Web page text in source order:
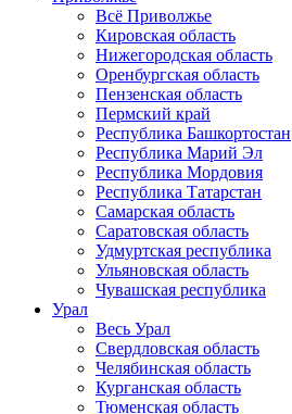
Всё Приволжье
Кировская область
Нижегородская область
Оренбургская область
Пензенская область
Пермский край
Республика Башкортостан
Республика Марий Эл
Республика Мордовия
Республика Татарстан
Самарская область
Саратовская область
Удмуртская республика
Ульяновская область
Чувашская республика
Урал
Весь Урал
Свердловская область
Челябинская область
Курганская область
Тюменская область